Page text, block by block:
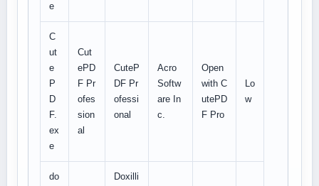
e
C
ut
e
P
D
F.
ex
e
Cut
ePD
F Pr
ofes
sion
al
CuteP
DF Pr
ofessi
onal
Acro
Softw
are In
c.
Open
with C
utePD
F Pro
Lo
w
do
Doxilli